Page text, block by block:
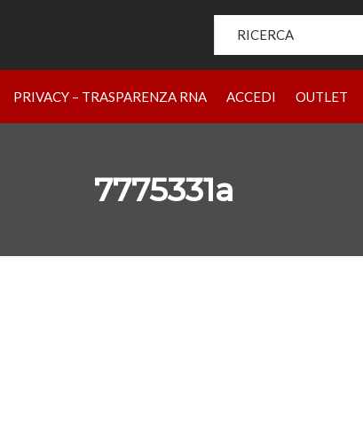
PRIVACY – TRASPARENZA RNA ACCEDI OUTLET
HOME PRODOTTI CHI SIAMO BRAND
7775331a